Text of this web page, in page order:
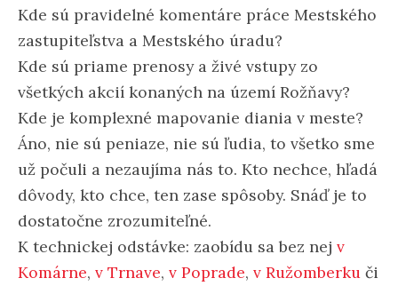
Kde sú pravidelné komentáre práce Mestského
zastupiteľstva a Mestského úradu?
Kde sú priame prenosy a živé vstupy zo
všetkých akcií konaných na území Rožňavy?
Kde je komplexné mapovanie diania v meste?
Áno, nie sú peniaze, nie sú ľudia, to všetko sme
už počuli a nezaujíma nás to. Kto nechce, hľadá
dôvody, kto chce, ten zase spôsoby. Snáď je to
dostatočne zrozumiteľné.
K technickej odstávke: zaobídu sa bez nej v
Komárne, v Trnave, v Poprade, v Ružomberku či